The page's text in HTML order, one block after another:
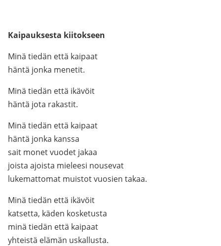
Kaipauksesta kiitokseen
Minä tiedän että kaipaat
häntä jonka menetit.
Minä tiedän että ikävöit
häntä jota rakastit.
Minä tiedän että kaipaat
häntä jonka kanssa
sait monet vuodet jakaa
joista ajoista mieleesi nousevat
lukemattomat muistot vuosien takaa.
Minä tiedän että ikävöit
katsetta, käden kosketusta
minä tiedän että kaipaat
yhteistä elämän uskallusta.